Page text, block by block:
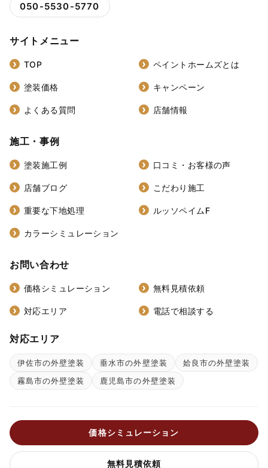
050-5530-5770
サイトメニュー
TOP ペイントホームズとは
塗装価格 キャンペーン
よくある質問 店舗情報
施工・事例
塗装施工例 口コミ・お客様の声
店舗ブログ こだわり施工
重要な下地処理 ルッソペイムF
カラーシミュレーション
お問い合わせ
価格シミュレーション 無料見積依頼
対応エリア 電話で相談する
対応エリア
伊佐市の外壁塗装 垂水市の外壁塗装
姶良市の外壁塗装
霧島市の外壁塗装
鹿児島市の外壁塗装
価格シミュレーション
無料見積依頼